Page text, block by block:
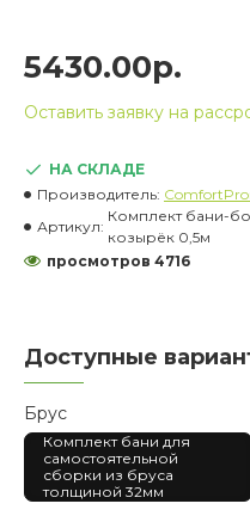
НА СКЛАДЕ
Производитель:
Артикул:
Комплект бани-
козырёк 0,5м
просмотров 4716
5430.00р.
Оставить заявку на
Доступные
Брус
Комплект бани для
самостоятельной
сборки из бруса
толщиной 32мм